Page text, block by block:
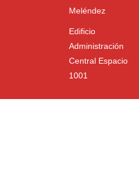
Meléndez
Edificio
Administración
Central Espacio
1001